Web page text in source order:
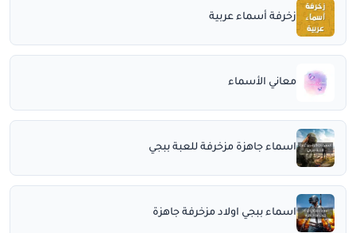
زخرفة أسماء عربية
معاني الأسماء
اسماء جاهزة مزخرفة للعبة ببجي
اسماء ببجي اولاد مزخرفة جاهزة